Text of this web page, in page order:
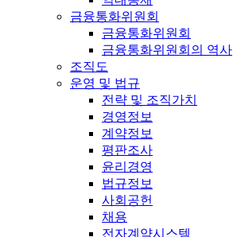
금융통화위원회
금융통화위원회
금융통화위원회의 역사
조직도
운영 및 법규
전략 및 조직가치
경영정보
계약정보
평판조사
윤리경영
법규정보
사회공헌
채용
전자계약시스템